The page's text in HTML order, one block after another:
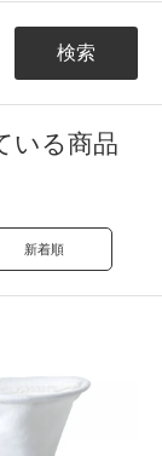
検索
いる商品
新着順